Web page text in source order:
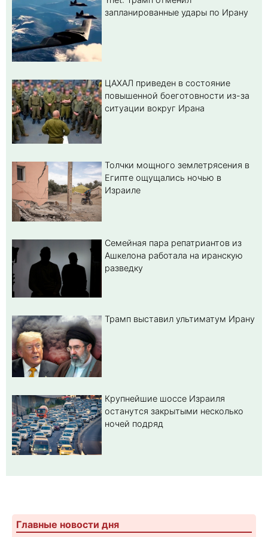
запланированные удары по Ирану
ЦАХАЛ приведен в состояние
повышенной боеготовности из-за
ситуации вокруг Ирана
Толчки мощного землетрясения в
Египте ощущались ночью в
Израиле
Семейная пара репатриантов из
Ашкелона работала на иранскую
разведку
Трамп выставил ультиматум Ирану
Крупнейшие шоссе Израиля
останутся закрытыми несколько
ночей подряд
Главные новости дня